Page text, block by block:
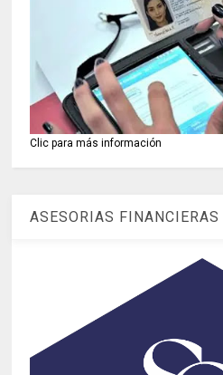
Clic para más información
ASESORIAS FINANCIERAS